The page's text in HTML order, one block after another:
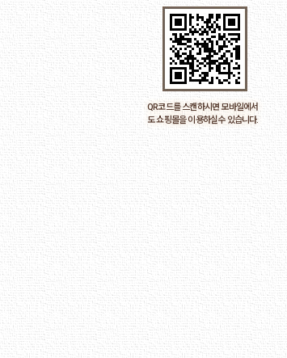
QR코드를 스캔하시면 모바일에서
도 쇼핑몰을 이용하실수 있습니다.